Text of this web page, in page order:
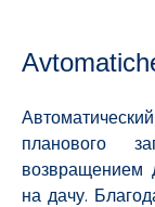
планового
возвращением
на дачу.